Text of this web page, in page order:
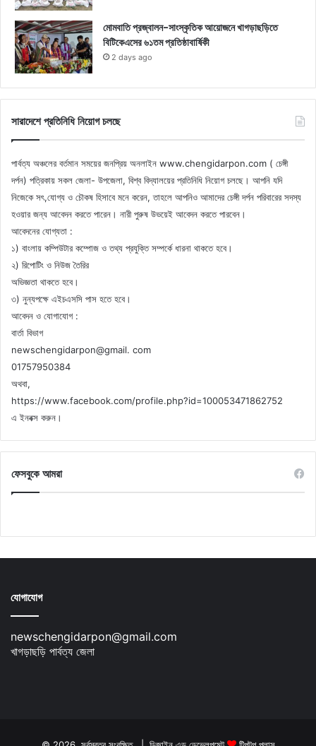
মোমবাতি প্রজ্বালন-সাংস্কৃতিক আয়োজনে খাগড়াছড়িতে
বিটিকেএসের ৬১তম প্রতিষ্ঠাবার্ষিকী
2 days ago
সারাদেশে প্রতিনিধি নিয়োগ চলছে
পার্বত্য অঞ্চলের বর্তমান সময়ের জনপ্রিয় অনলাইন www.chengidarpon.com ( চেঙ্গী
দর্পন) পত্রিকায় সকল জেলা- উপজেলা, বিশ্ব বিদ্যালয়ের প্রতিনিধি নিয়োগ চলছে। আপনি যদি
নিজেকে সৎ,যোগ্য ও চৌকষ হিসাবে মনে করেন, তাহলে আপনিও আমাদের চেঙ্গী দর্পন পরিবারের সদস্য
হওয়ার জন্য আবেদন করতে পারেন। নারী পুরুষ উভয়েই আবেদন করতে পারবেন।
আবেদনের যোগ্যতা :
১) বাংলায় কম্পিউটার কম্পোজ ও তথ্য প্রযুক্তি সম্পর্কে ধারনা থাকতে হবে।
২) রিপোটিং ও নিউজ তৈরির
অভিজ্ঞতা থাকতে হবে।
৩) নুন্যপক্ষে এইচএসসি পাস হতে হবে।
আবেদন ও যোগাযোগ :
বার্তা বিভাগ
newschengidarpon@gmail. com
01757950384
অথবা,
https://www.facebook.com/profile.php?id=100053471862752
এ ইনবক্স করুন।
ফেসবুকে আমরা
যোগাযোগ
newschengidarpon@gmail.com
খাগড়াছড়ি পার্বত্য জেলা